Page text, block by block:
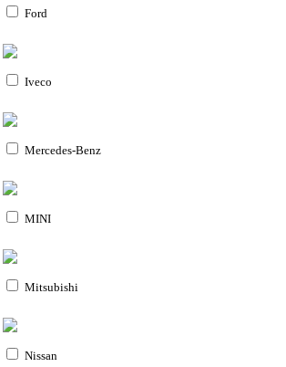
Ford
Iveco
Mercedes-Benz
MINI
Mitsubishi
Nissan